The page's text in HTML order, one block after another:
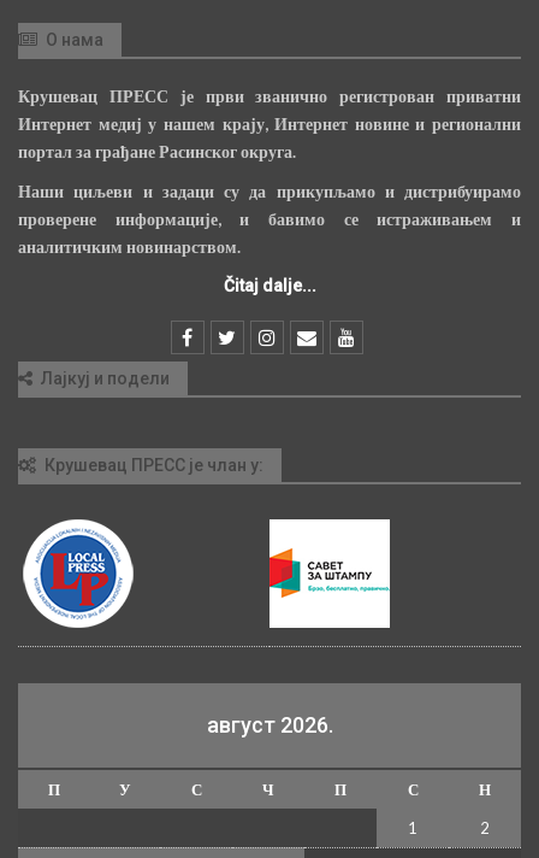
О нама
Крушевац ПРЕСС је први званично регистрован приватни
Интернет медиј у нашем крају, Интернет новине и регионални
портал за грађане Расинског округа.
Наши циљеви и задаци су да прикупљамо и дистрибуирамо
проверене информације, и бавимо се истраживањем и
аналитичким новинарством.
Čitaj dalje...
Лајкуј и подели
Крушевац ПРЕСС је члан у:
август 2026.
П У С Ч П С
Н
1
2